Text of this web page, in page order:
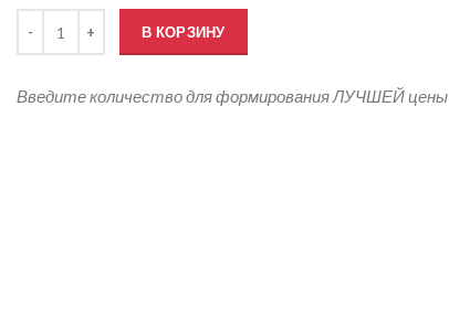
В КОРЗИНУ
Введите количество для формирования ЛУЧШЕЙ цены